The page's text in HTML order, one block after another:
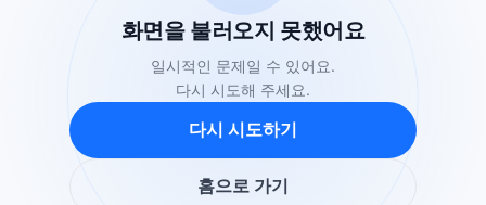
화면을 불러오지 못했어요
일시적인 문제일 수 있어요.
다시 시도해 주세요.
다시 시도하기
홈으로 가기